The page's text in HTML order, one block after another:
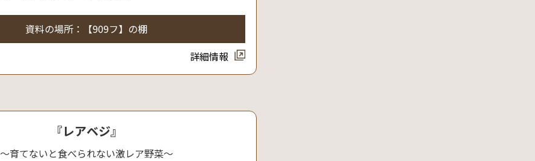
資料の場所：【909フ】の棚
詳細情報
『レアベジ』
～育てないと食べられない激レア野菜～